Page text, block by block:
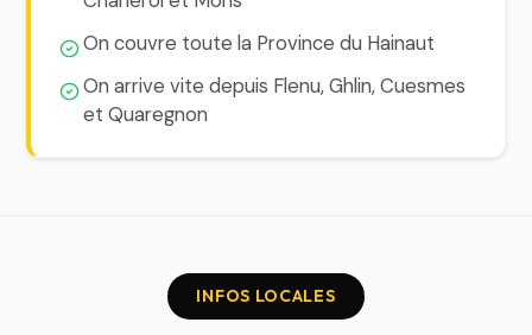
On couvre toute la Province du Hainaut
On arrive vite depuis Flenu, Ghlin, Cuesmes
et Quaregnon
INFOS LOCALES